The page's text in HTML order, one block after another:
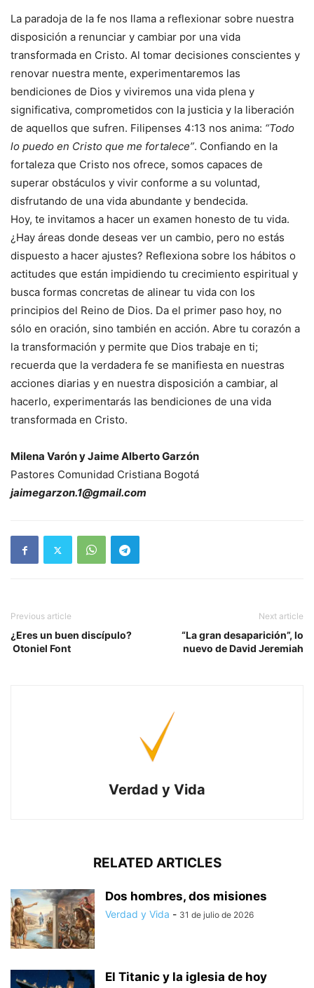
La paradoja de la fe nos llama a reflexionar sobre nuestra
disposición a renunciar y cambiar por una vida
transformada en Cristo. Al tomar decisiones conscientes y
renovar nuestra mente, experimentaremos las
bendiciones de Dios y viviremos una vida plena y
significativa, comprometidos con la justicia y la liberación
de aquellos que sufren. Filipenses 4:13 nos anima: “Todo
lo puedo en Cristo que me fortalece”. Confiando en la
fortaleza que Cristo nos ofrece, somos capaces de
superar obstáculos y vivir conforme a su voluntad,
disfrutando de una vida abundante y bendecida.
Hoy, te invitamos a hacer un examen honesto de tu vida.
¿Hay áreas donde deseas ver un cambio, pero no estás
dispuesto a hacer ajustes? Reflexiona sobre los hábitos o
actitudes que están impidiendo tu crecimiento espiritual y
busca formas concretas de alinear tu vida con los
principios del Reino de Dios. Da el primer paso hoy, no
sólo en oración, sino también en acción. Abre tu corazón a
la transformación y permite que Dios trabaje en ti;
recuerda que la verdadera fe se manifiesta en nuestras
acciones diarias y en nuestra disposición a cambiar, al
hacerlo, experimentarás las bendiciones de una vida
transformada en Cristo.
Milena Varón y Jaime Alberto Garzón
Pastores Comunidad Cristiana Bogotá
jaimegarzon.1@gmail.com
Previous article
¿Eres un buen discípulo?
Otoniel Font
Next article
“La gran desaparición”, lo
nuevo de David Jeremiah
Verdad y Vida
RELATED ARTICLES
Dos hombres, dos misiones
Verdad y Vida - 31 de julio de 2026
El Titanic y la iglesia de hoy